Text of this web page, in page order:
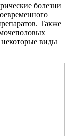
болезни
Также
некоторые виды